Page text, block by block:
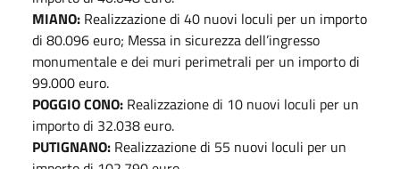
MIANO: Realizzazione di 40 nuovi loculi per un importo
di 80.096 euro; Messa in sicurezza dell’ingresso
monumentale e dei muri perimetrali per un importo di
99.000 euro.
POGGIO CONO: Realizzazione di 10 nuovi loculi per un
importo di 32.038 euro.
PUTIGNANO: Realizzazione di 55 nuovi loculi per un